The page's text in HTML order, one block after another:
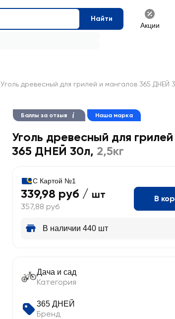
Найти
Акции
Уголь древесный для грилей и мангалов 365 ДНЕЙ
Баллы за отзыв Наша марка
Уголь древесный для
365 ДНЕЙ 30л, 2,5кг
С Картой №1
339,98 руб / шт
357,88 руб
В
В наличии 440 шт
Дача и сад
Категория
365 ДНЕЙ
Бренд